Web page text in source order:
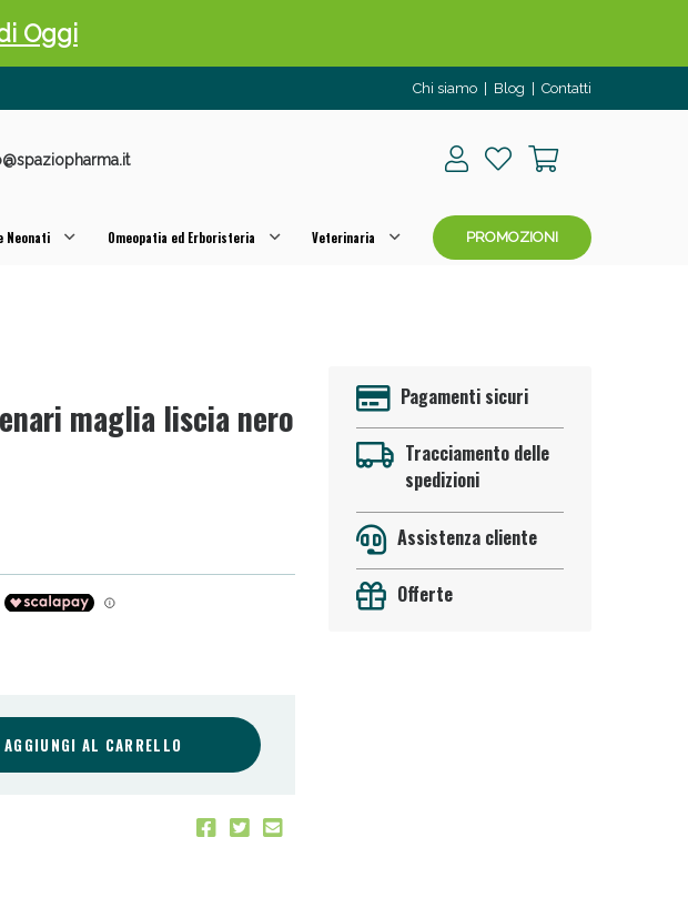
Chi siamo Blog Contatti
Neonati Omeopatia ed Erboristeria Veterinaria PROMOZIONI
maglia liscia nero
AGGIUNGI AL CARRELLO
Pagamenti sicuri
Tracciamento delle
spedizioni
Assistenza cliente
Offerte
Oggi
validi solo per OGGI!
extra fino al 50%!